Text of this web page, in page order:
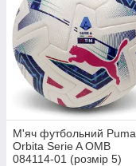
М'яч футбольний Puma
Orbita Serie A OMB
084114-01 (розмір 5)